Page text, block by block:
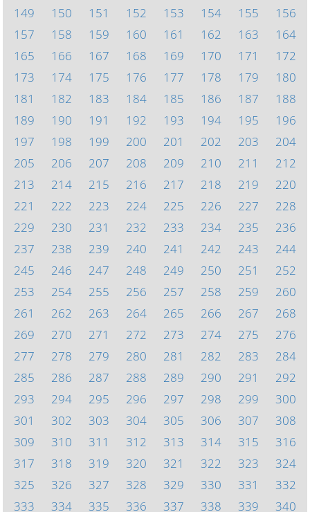
149
150 151 152 153 154 155
156
157
158 159 160 161 162 163
164
165
166 167 168 169 170 171
172
173
174 175 176 177 178 179
180
181
182 183 184 185 186 187
188
189
190 191 192 193 194 195
196
197
198 199 200 201 202 203
204
205
206 207 208 209 210 211
212
213
214 215 216 217 218 219
220
221
222 223 224 225 226 227
228
229
230 231 232 233 234 235
236
237
238 239 240 241 242 243
244
245
246 247 248 249 250 251
252
253
254 255 256 257 258 259
260
261
262 263 264 265 266 267
268
269
270 271 272 273 274 275
276
277
278 279 280 281 282 283
284
285
286 287 288 289 290 291
292
293
294 295 296 297 298 299
300
301
302 303 304 305 306 307
308
309
310 311 312 313 314 315
316
317
318 319 320 321 322 323
324
325
326 327 328 329 330 331
332
333
334 335 336 337 338 339 340